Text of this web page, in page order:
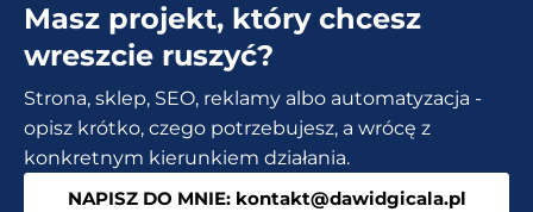
dlaczego
sprzedaż?
Masz projekt, który chcesz
wreszcie ruszyć?
Strona, sklep, SEO, reklamy albo automatyzacja -
opisz krótko, czego potrzebujesz, a wrócę z
konkretnym kierunkiem działania.
NAPISZ DO MNIE: kontakt@dawidgicala.pl